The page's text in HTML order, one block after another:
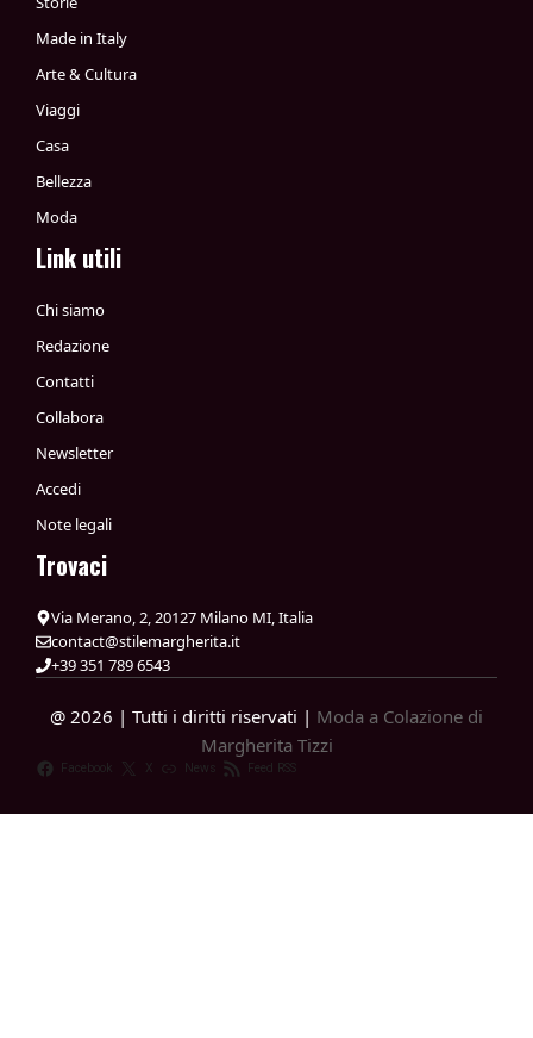
Made in Italy
Arte & Cultura
Viaggi
Casa
Bellezza
Moda
Link utili
Chi siamo
Redazione
Contatti
Collabora
Newsletter
Accedi
Note legali
Trovaci
Via Merano, 2, 20127 Milano MI, Italia
contact@stilemargherita.it
+39 351 789 6543
@ 2026 | Tutti i diritti riservati | Moda a Colazione di
Margherita Tizzi
Facebook X News Feed RSS